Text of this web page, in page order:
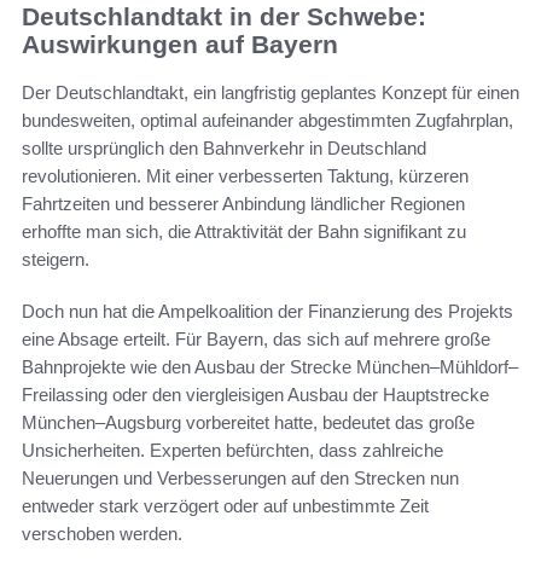
Deutschlandtakt in der Schwebe:
Auswirkungen auf Bayern
Der Deutschlandtakt, ein langfristig geplantes Konzept für einen
bundesweiten, optimal aufeinander abgestimmten Zugfahrplan,
sollte ursprünglich den Bahnverkehr in Deutschland
revolutionieren. Mit einer verbesserten Taktung, kürzeren
Fahrtzeiten und besserer Anbindung ländlicher Regionen
erhoffte man sich, die Attraktivität der Bahn signifikant zu
steigern.
Doch nun hat die Ampelkoalition der Finanzierung des Projekts
eine Absage erteilt. Für Bayern, das sich auf mehrere große
Bahnprojekte wie den Ausbau der Strecke München–Mühldorf–
Freilassing oder den viergleisigen Ausbau der Hauptstrecke
München–Augsburg vorbereitet hatte, bedeutet das große
Unsicherheiten. Experten befürchten, dass zahlreiche
Neuerungen und Verbesserungen auf den Strecken nun
entweder stark verzögert oder auf unbestimmte Zeit
verschoben werden.